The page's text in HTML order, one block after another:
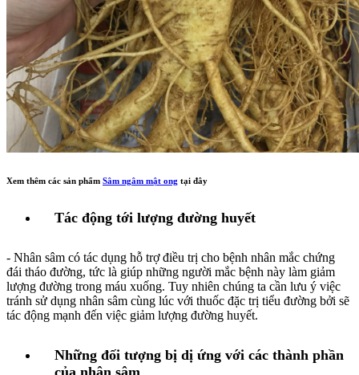
Xem thêm các sản phẩm Sâm ngâm mật ong tại đây
Tác động tới lượng đường huyết
- Nhân sâm có tác dụng hỗ trợ điều trị cho bệnh nhân mắc chứng
đái tháo đường, tức là giúp những người mắc bệnh này làm giảm
lượng đường trong máu xuống. Tuy nhiên chúng ta cần lưu ý việc
tránh sử dụng nhân sâm cùng lúc với thuốc đặc trị tiểu đường bởi sẽ
tác động mạnh đến việc giảm lượng đường huyết.
Những đối tượng bị dị ứng với các thành phần